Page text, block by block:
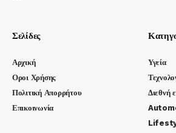
Σελίδες
Αρχική
Οροι Χρήσης
Πολιτική Απορρήτου
Επικοινωνία
Υγεία
Διεθνή